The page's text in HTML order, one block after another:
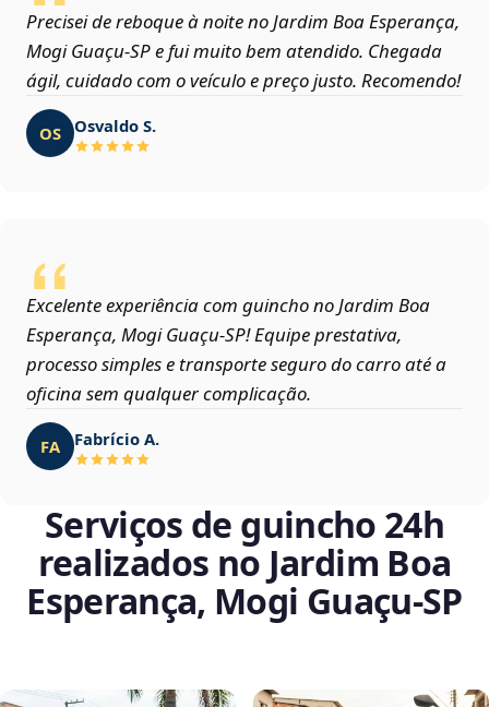
Precisei de reboque à noite no Jardim Boa Esperança,
Mogi Guaçu‑SP e fui muito bem atendido. Chegada
ágil, cuidado com o veículo e preço justo. Recomendo!
OS Osvaldo S.
Excelente experiência com guincho no Jardim Boa
Esperança, Mogi Guaçu‑SP! Equipe prestativa,
processo simples e transporte seguro do carro até a
oficina sem qualquer complicação.
FA Fabrício A.
Serviços de guincho 24h
realizados no Jardim Boa
Esperança, Mogi Guaçu‑SP